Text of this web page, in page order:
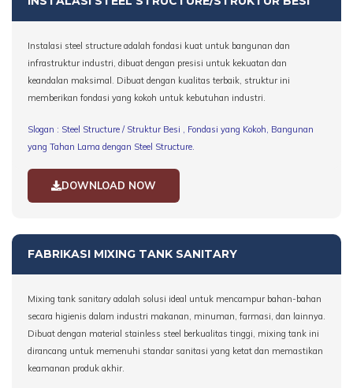
Instalasi steel structure adalah fondasi kuat untuk bangunan dan
infrastruktur industri, dibuat dengan presisi untuk kekuatan dan
keandalan maksimal. Dibuat dengan kualitas terbaik, struktur ini
memberikan fondasi yang kokoh untuk kebutuhan industri.
Slogan : Steel Structure / Struktur Besi , Fondasi yang Kokoh, Bangunan
yang Tahan Lama dengan Steel Structure.
DOWNLOAD NOW
FABRIKASI MIXING TANK SANITARY
Mixing tank sanitary adalah solusi ideal untuk mencampur bahan-bahan
secara higienis dalam industri makanan, minuman, farmasi, dan lainnya.
Dibuat dengan material stainless steel berkualitas tinggi, mixing tank ini
dirancang untuk memenuhi standar sanitasi yang ketat dan memastikan
keamanan produk akhir.